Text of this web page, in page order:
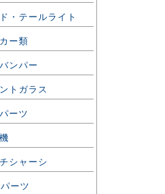
・テールライト
ー類
ンパー
トガラス
ーツ
シャーシ
ーツ